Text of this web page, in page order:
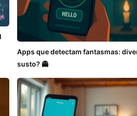
Apps que detectam fantasmas:
susto? 👻